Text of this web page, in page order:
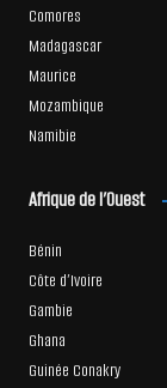
Comores
Madagascar
Maurice
Mozambique
Namibie
Afrique de l’Ouest
Bénin
Côte d’Ivoire
Gambie
Ghana
Guinée Conakry